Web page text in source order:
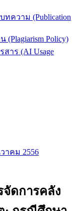
ความ (Publication
Policy)
าร (AI Usage
าคม 2556
จัดการคลัง